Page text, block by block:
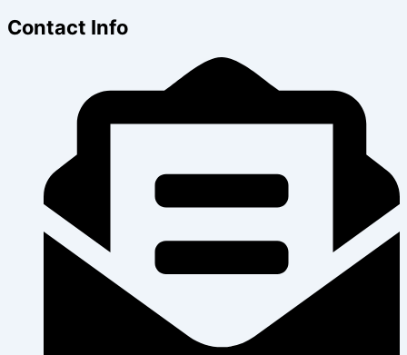
Contact Info